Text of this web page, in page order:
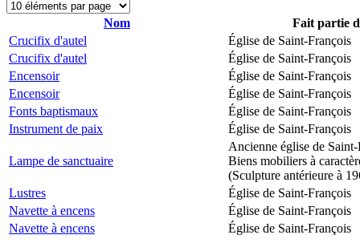
Nom
Fait partie
Crucifix d'autel
Église de Saint-François
Crucifix d'autel
Église de Saint-François
Encensoir
Église de Saint-François
Encensoir
Église de Saint-François
Fonts baptismaux
Église de Saint-François
Instrument de paix
Église de Saint-François
Lampe de sanctuaire
Ancienne église de Saint-
Biens mobiliers à
(Sculpture antérieure à
Lustres
Église de Saint-François
Navette à encens
Église de Saint-François
Navette à encens
Église de Saint-François